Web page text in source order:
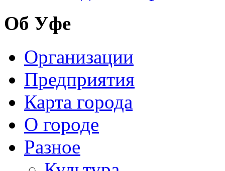
Об Уфе
Организации
Предприятия
Карта города
О городе
Разное